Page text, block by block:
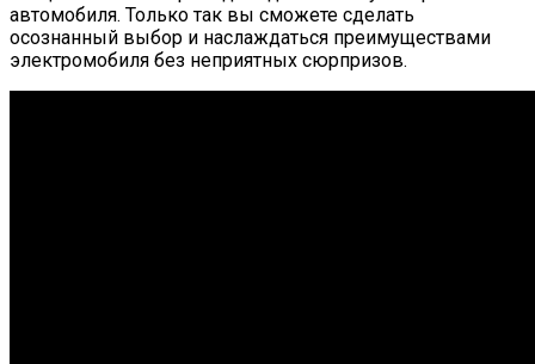
автомобиля. Только так вы сможете сделать
осознанный выбор и наслаждаться преимуществами
электромобиля без неприятных сюрпризов.